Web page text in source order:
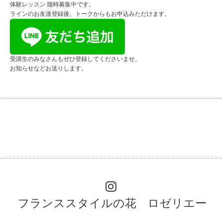
体験レッスン 随時募集中です。
ラインのお友達登録後、トークからもお申込みただけます。
受講生のみなさんもぜひ登録してくださいませ。
お知らせなどお送りします。
フランススタイルの花 ロゼリエー